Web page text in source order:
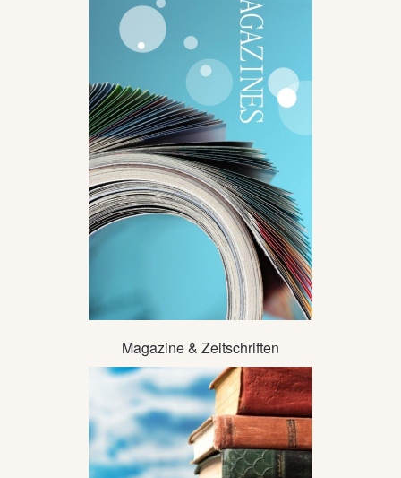
Magazine & Zeitschriften